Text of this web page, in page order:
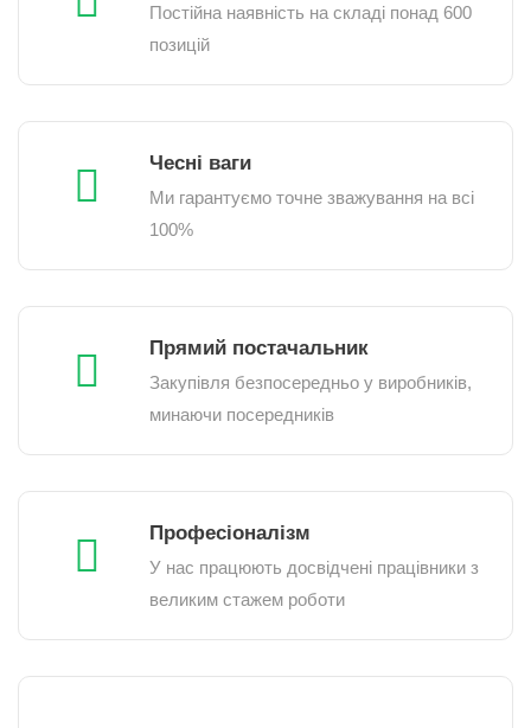
Постійна наявність на складі понад 600
позицій
Чесні ваги
Ми гарантуємо точне зважування на всі
100%
Прямий постачальник
Закупівля безпосередньо у виробників,
минаючи посередників
Професіоналізм
У нас працюють досвідчені працівники з
великим стажем роботи